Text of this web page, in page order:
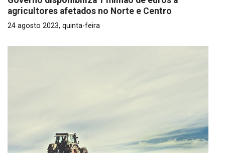
agricultores afetados no Norte e Centro
24 agosto 2023, quinta-feira